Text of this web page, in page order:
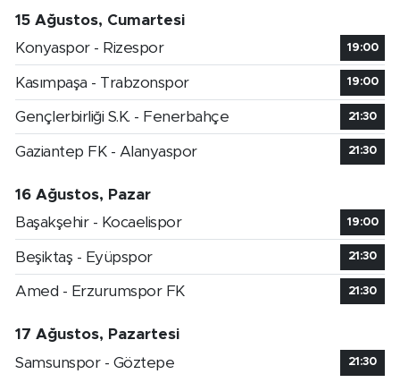
15 Ağustos, Cumartesi
Konyaspor - Rizespor
19:00
Kasımpaşa - Trabzonspor 19:00
Gençlerbirliği S.K. - Fenerbahçe 21:30
Gaziantep FK - Alanyaspor 21:30
16 Ağustos, Pazar
Başakşehir - Kocaelispor
19:00
Beşiktaş - Eyüpspor 21:30
Amed - Erzurumspor FK 21:30
17 Ağustos, Pazartesi
Samsunspor - Göztepe
21:30